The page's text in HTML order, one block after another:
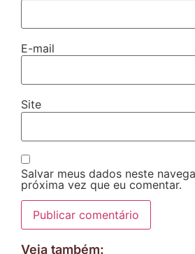
E-mail
Site
Salvar meus dados neste
próxima vez que eu comentar.
Veja também: